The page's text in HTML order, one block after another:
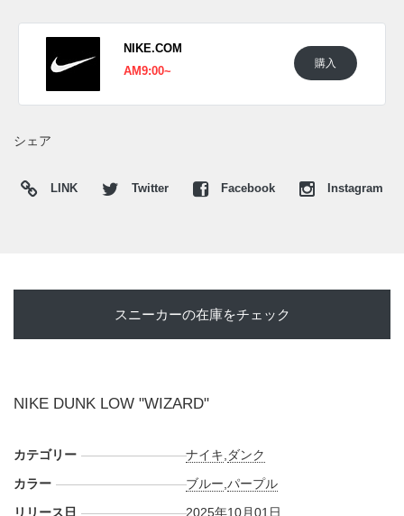
っている。
海外では2025年にナイキ取扱店にて発売予定。価格は
$135。
日本国内では2025年10月1日にNIKE.COMにて発売予定。価
ーウォーズの
X や Facebook などで報告したい。
NIKE.COM
AM9:00~
購入
シェア
LINK Twitter Facebook Instagram
スニーカーの在庫をチェック
NIKE DUNK LOW "WIZARD"
カテゴリー ナイキ ダンク
カラー
ブルー ,パープル
リリース日
2025年10月01日